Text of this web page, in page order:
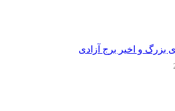
بزرگ و اخیر برج آزادی